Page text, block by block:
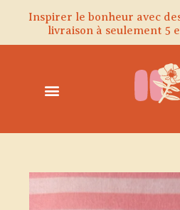
Inspirer le bonheur avec
livraison à seulement 5